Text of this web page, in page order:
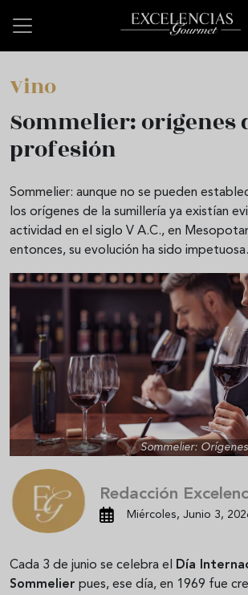
Vino
Sommelier: orígenes
profesión
Sommelier: aunque no se pueden
los orígenes de la sumillería ya existían
actividad en el siglo V A.C., en
entonces, su evolución ha sido impetuosa.
Sommelier:
Redacción
Miércoles, Junio 3,
Cada 3 de junio se celebra el
Día
Sommelier pues, ese día, en 1969 fue